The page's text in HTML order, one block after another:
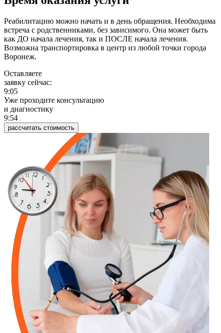
Реабилитацию можно начать и в день обращения. Необходима
встреча с родственниками, без зависимого. Она может быть
как ДО начала лечения, так и ПОСЛЕ начала лечения.
Возможна транспортировка в центр из любой точки города
Воронеж.
Оставляете
заявку сейчас:
9:05
Уже проходите консультацию
и диагностику
9:54
рассчитать стоимость